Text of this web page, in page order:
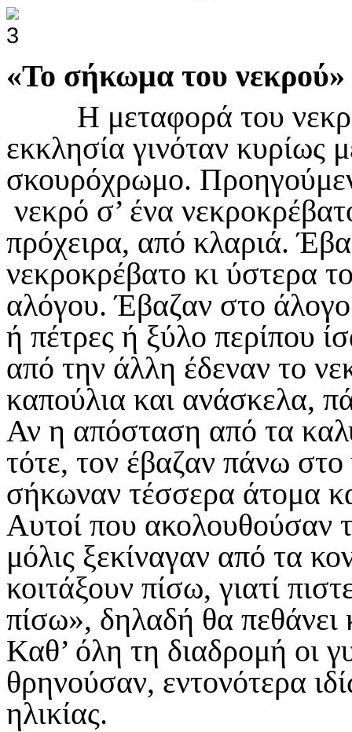
«Το σήκωμα του
Η μεταφορά του
εκκλησία γινόταν κυρίως
σκουρόχρωμο.
νεκρό σ’ ένα
πρόχειρα, από κλαριά.
νεκροκρέβατο κι ύστερα
αλόγου. Έβαζαν στο
ή πέτρες ή ξύλο περίπου
από την άλλη έδεναν το
καπούλια και ανάσκελα,
Αν η απόσταση από τα
τότε, τον έβαζαν πάνω
σήκωναν τέσσερα άτομα
Αυτοί που ακολουθούσαν
μόλις ξεκίναγαν από τα
κοιτάξουν πίσω, γιατί
πίσω», δηλαδή θα πεθάνει
Καθ’ όλη τη διαδρομή οι
θρηνούσαν, εντονότερα
ηλικίας.